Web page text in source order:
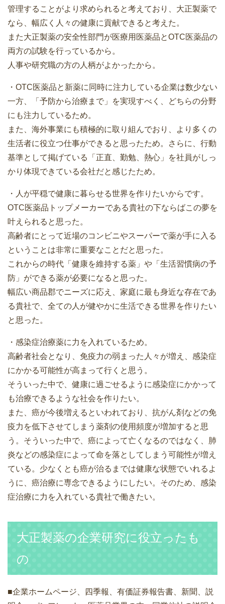
管理することがより求められると考えており、大正製薬で
なら、幅広く人々の健康に貢献できると考えた。
また大正製薬の安全性部門が医療用医薬品とOTC医薬品の
両方の試験を行っているから。
人事や研究職の方の人柄がよかったから。
・OTC医薬品と新薬に同時に注力している企業は数少ない
一方、「予防から治療まで」を実現すべく、どちらの分野
にも注力しているため。
また、海外事業にも積極的に取り組んでおり、より多くの
生活者に役立つ仕事ができると思ったため。さらに、行動
基準として掲げている「正直、勤勉、熱心」を社員がしっ
かり体現できている会社だと感じたため。
・人が平穏で健康に暮らせる世界を作りたいからです。
OTC医薬品トップメーカーである貴社の下ならばこの夢を
叶えられると思った。
高齢者にとって近場のコンビニやスーパーで薬が手に入る
ということは非常に重要なことだと思った。
これからの時代「健康を維持する薬」や「生活習慣病の予
防」ができる薬が必要になると思った。
幅広い商品郡でニーズに応え、家庭に最も身近な存在であ
る貴社で、全ての人が健やかに生活できる世界を作りたい
と思った。
・感染症治療薬に力を入れているため。
高齢者社会となり、免疫力の弱まった人々が増え、感染症
にかかる可能性が高まって行くと思う。
そういった中で、健康に過ごせるように感染症にかかって
も治療できるような社会を作りたい。
また、癌が今後増えるといわれており、抗がん剤などの免
疫力を低下させてしまう薬剤の使用頻度が増加すると思
う。そういった中で、癌によって亡くなるのではなく、肺
炎などの感染症によって命を落としてしまう可能性が増え
ている。少なくとも癌が治るまでは健康な状態でいれるよ
うに、癌治療に専念できるようにしたい。そのため、感染
症治療に力を入れている貴社で働きたい。
大正製薬の企業研究に役立ったも
の
■企業ホームページ、四季報、有価証券報告書、新聞、説